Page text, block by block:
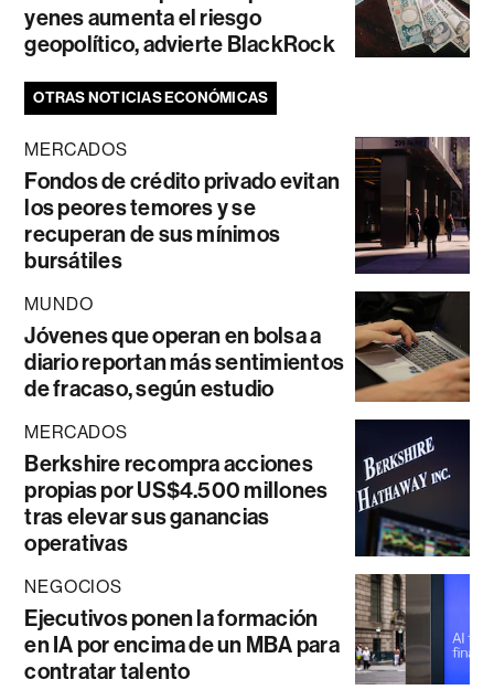
yenes aumenta el riesgo
geopolítico, advierte BlackRock
OTRAS NOTICIAS ECONÓMICAS
MERCADOS
Fondos de crédito privado evitan
los peores temores y se
recuperan de sus mínimos
bursátiles
MUNDO
Jóvenes que operan en bolsa a
diario reportan más sentimientos
de fracaso, según estudio
MERCADOS
Berkshire recompra acciones
propias por US$4.500 millones
tras elevar sus ganancias
operativas
NEGOCIOS
Ejecutivos ponen la formación
en IA por encima de un MBA para
contratar talento